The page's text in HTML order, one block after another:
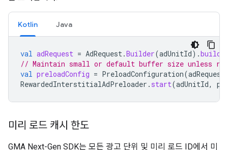
Kotlin Java
val adRequest = AdRequest.Builder(adUnitId).build
// Maintain small or default buffer size unless
val preloadConfig = PreloadConfiguration(adRequest
RewardedInterstitialAdPreloader . start(adUnitId,
미리 로드 캐시 한도
GMA Next-Gen SDK는 모든 광고 단위 및 미리 로드 ID에서 미